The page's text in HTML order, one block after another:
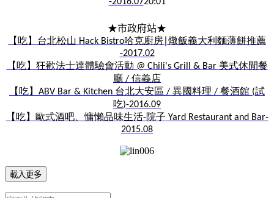
★市政府站★
【吃】台北松山 Hack Bistro哈克廚房 燉飯義大利麵薄餅推薦
-2017.02
【吃】狂歡法士達體驗會活動 @ Chili's Grill & Bar 美式休閒餐
廳 / 信義店
【吃】 ABV Bar & Kitchen 台北大安區 / 異國料理 / 餐酒館 (試
吃)-2016.09
【吃】歐式酒吧、慵懶品味生活-院子 Yard Restaurant and Bar-
2015.08
載入更多